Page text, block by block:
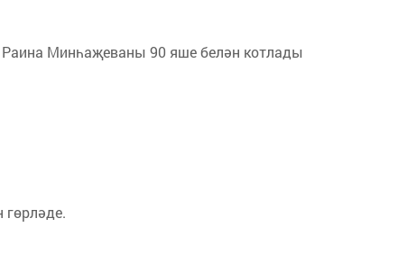
Минһаҗеваны 90 яше белән котлады